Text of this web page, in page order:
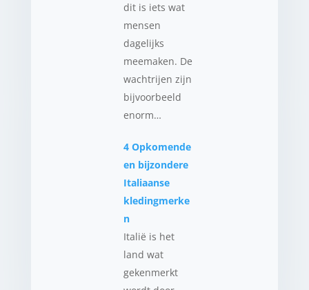
dit is iets wat
mensen
dagelijks
meemaken. De
wachtrijen zijn
bijvoorbeeld
enorm…
4 Opkomende
en bijzondere
Italiaanse
kledingmerke
n
Italië is het
land wat
gekenmerkt